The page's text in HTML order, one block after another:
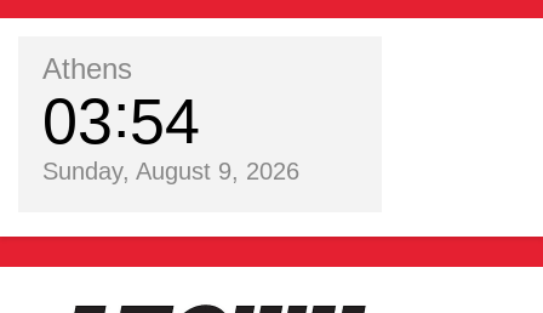
Athens
03 54
Sunday, August 9, 2026